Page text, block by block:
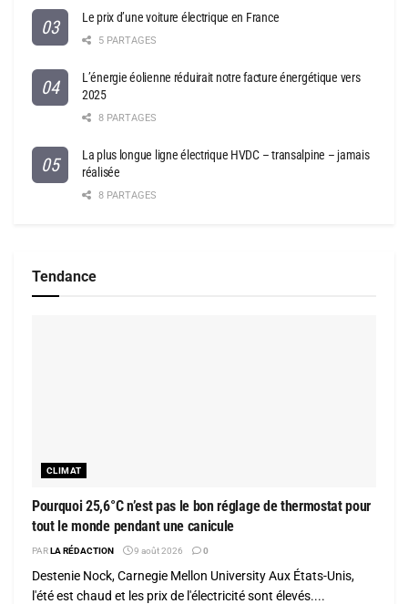
Le prix d’une voiture électrique en France
5 PARTAGES
L’énergie éolienne réduirait notre facture énergétique vers
2025
8 PARTAGES
La plus longue ligne électrique HVDC – transalpine – jamais
réalisée
8 PARTAGES
Tendance
CLIMAT
Pourquoi 25,6°C n’est pas le bon réglage de thermostat pour
tout le monde pendant une canicule
PARLA RÉDACTION 9 août 2026 0
Destenie Nock, Carnegie Mellon University Aux États-Unis,
l'été est chaud et les prix de l'électricité sont élevés....